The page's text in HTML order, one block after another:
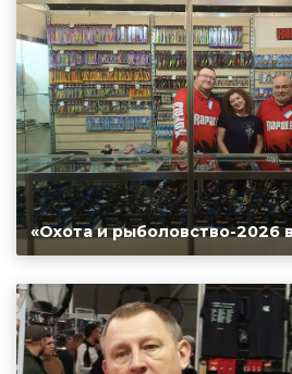
«Охота и рыболовство-2026